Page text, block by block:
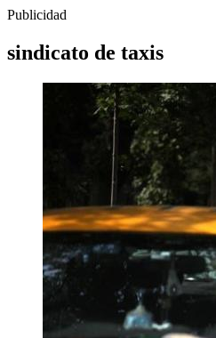
Publicidad
sindicato de taxis